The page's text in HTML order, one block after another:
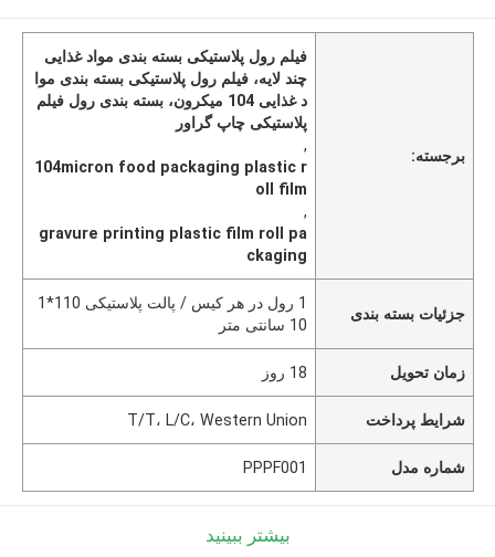
برجسته:
فیلم رول پلاستیکی بسته بندی مواد غذایی
چند لایه، فیلم رول پلاستیکی بسته بندی موا
د غذایی 104 میکرون، بسته بندی رول فیلم
پلاستیکی چاپ گراور
,
104micron food packaging plastic r
oll film
,
gravure printing plastic film roll pa
ckaging
جزئیات بسته بندی
1 رول در هر کیس / پالت پلاستیکی 110*1
10 سانتی متر
زمان تحویل 18 روز
شرایط پرداخت T/T، L/C، Western Union
شماره مدل PPPF001
بیشتر ببینید